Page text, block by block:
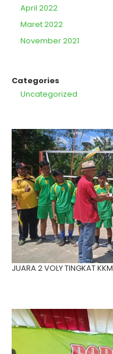
April 2022
Maret 2022
November 2021
Categories
Uncategorized
JUARA 2 VOLY TINGKAT KKM